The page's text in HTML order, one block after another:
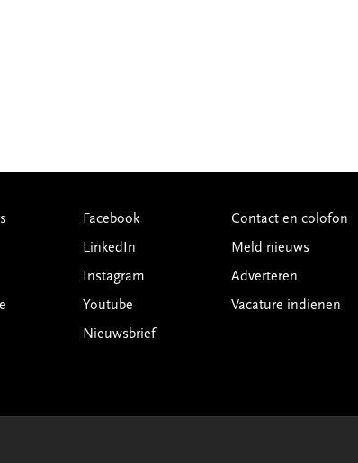
Facebook
LinkedIn
Instagram
Youtube
Nieuwsbrief
Contact en colofon
Meld nieuws
Adverteren
Vacature indienen